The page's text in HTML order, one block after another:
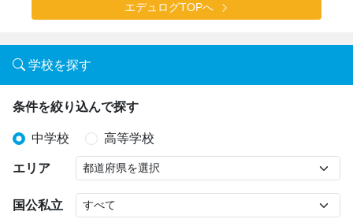
エデュログTOPへ
学校を探す
条件を絞り込んで探す
中学校 高等学校
エリア
国公私立